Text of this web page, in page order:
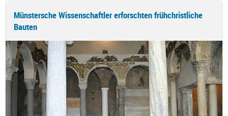
Münstersche Wissenschaftler erforschten frühchristliche
Bauten